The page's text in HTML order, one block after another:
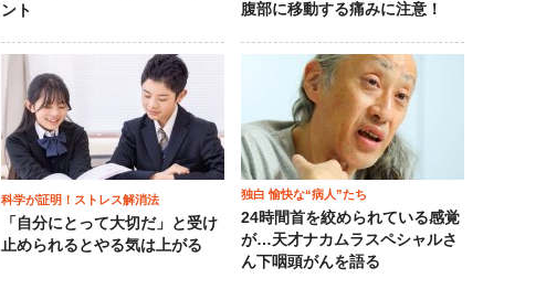
ント
腹部に移動する痛みに注意！
科学が証明！ストレス解消法
「自分にとって大切だ」と受け
止められるとやる気は上がる
独白 愉快な“病人”たち
24時間首を絞められている感覚
が…天才ナカムラスペシャルさ
ん下咽頭がんを語る